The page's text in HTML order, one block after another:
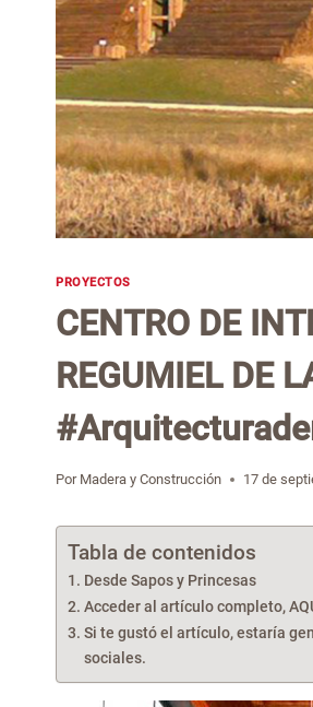
PROYECTOS
CENTRO DE
REGUMIEL DE
Por Madera y Construcción 17 de
Tabla de contenidos
Desde Sapos y Princesas
Acceder al artículo completo,
Si te gustó el artículo, estaría
sociales.